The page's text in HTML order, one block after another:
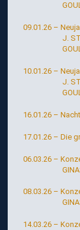
09.01.26 –
J.
10.01.26 –
J.
16.01.26 –
17.01.26 – Die
06.03.26 –
08.03.26 –
14.03.26 –